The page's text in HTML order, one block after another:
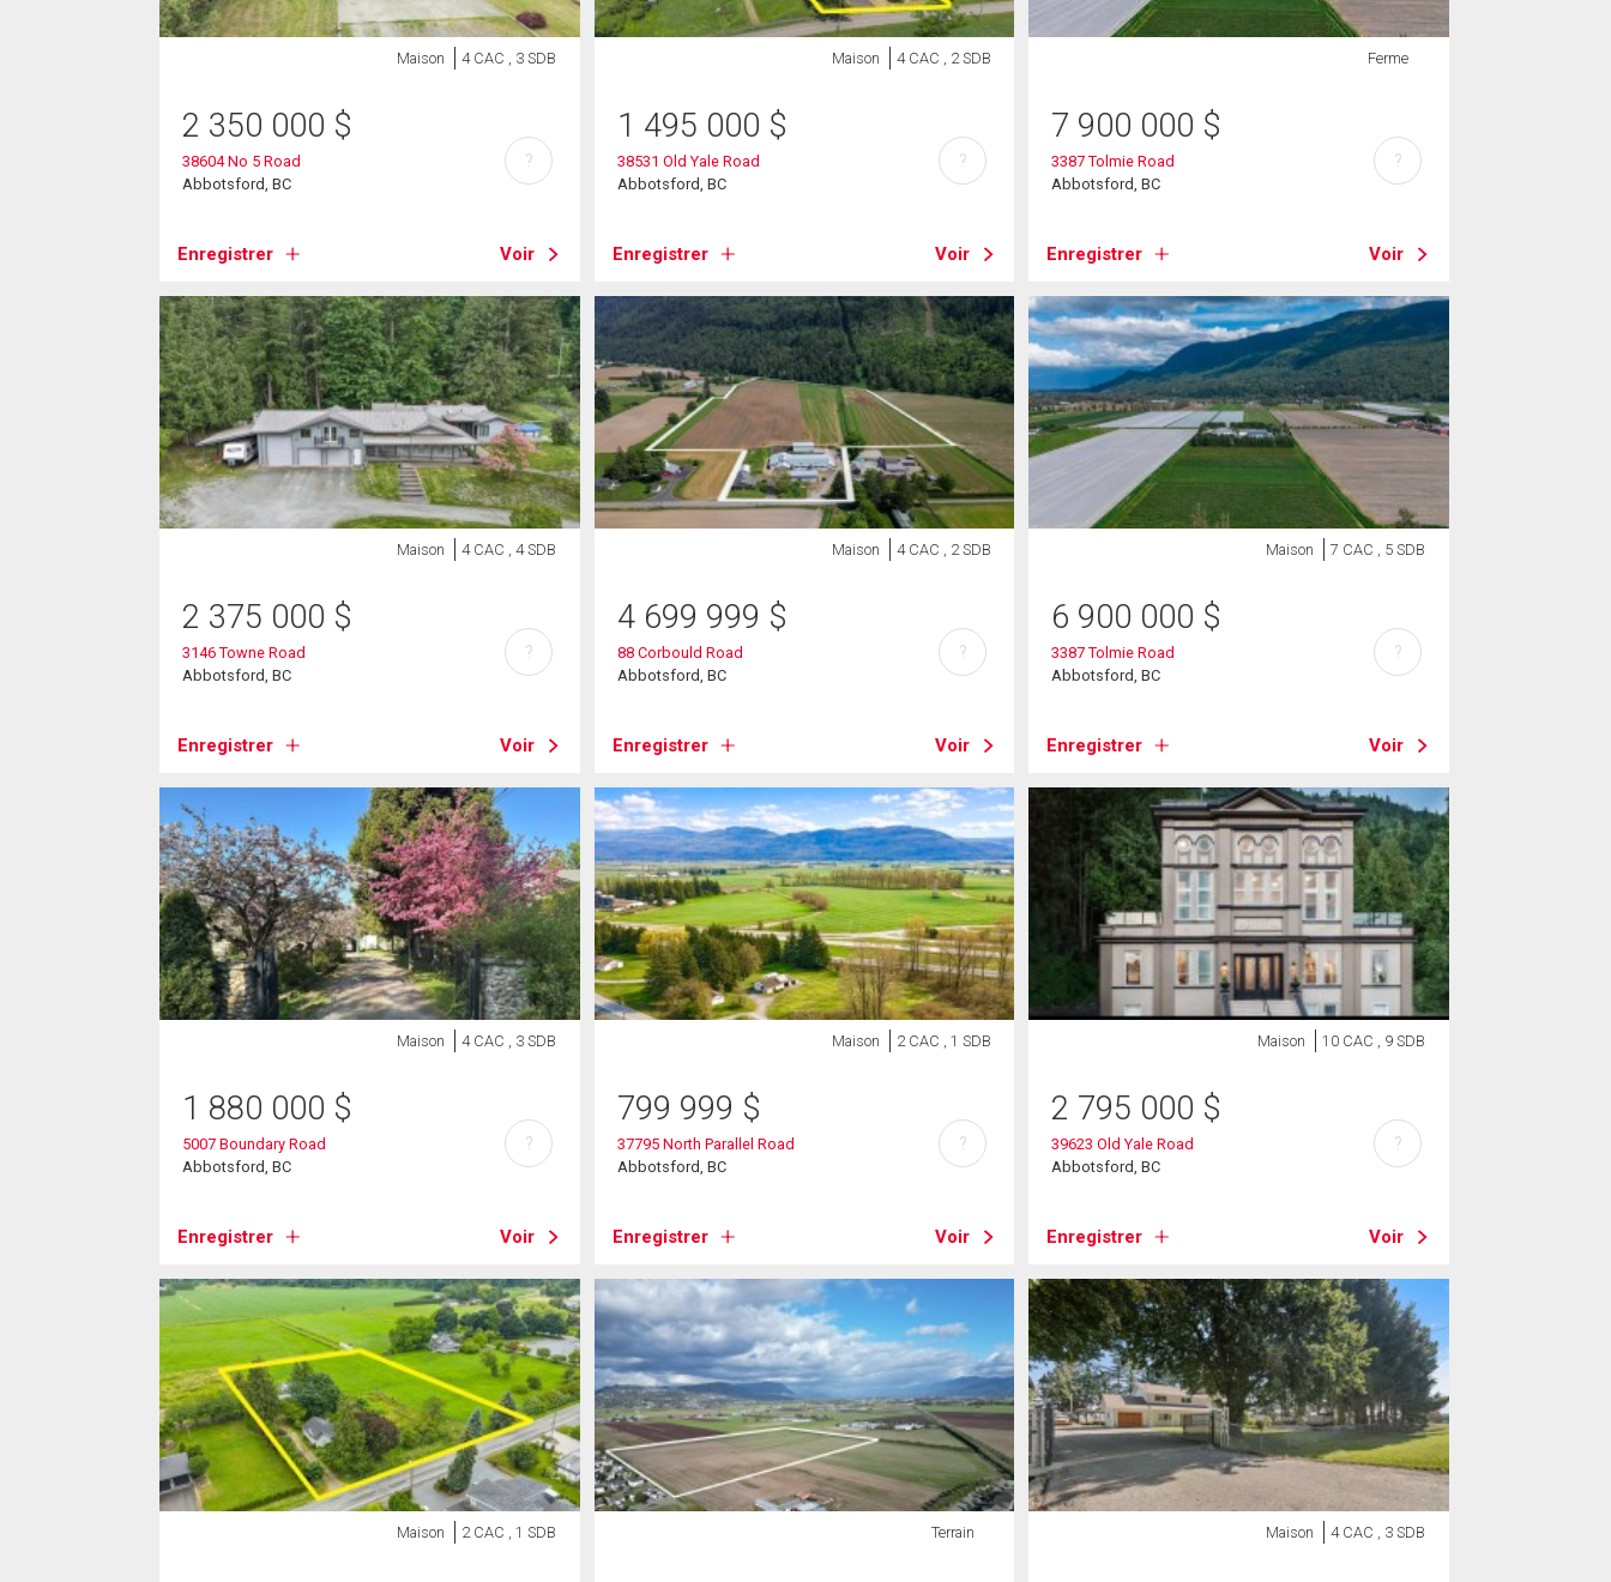
Maison 4 CAC , 3 SDB
2 350 000 $
38604 No 5 Road
Abbotsford, BC
Enregistrer Voir
?
Maison 4 CAC , 2 SDB
1 495 000 $
38531 Old Yale Road
Abbotsford, BC
Enregistrer Voir
?
Ferme
7 900 000 $
3387 Tolmie Road
Abbotsford, BC
Enregistrer Voir
?
Maison 4 CAC , 4 SDB
2 375 000 $
3146 Towne Road
Abbotsford, BC
Enregistrer Voir
?
Maison 4 CAC , 2 SDB
4 699 999 $
88 Corbould Road
Abbotsford, BC
Enregistrer Voir
?
Maison 7 CAC , 5 SDB
6 900 000 $
3387 Tolmie Road
Abbotsford, BC
Enregistrer Voir
?
Maison 4 CAC , 3 SDB
1 880 000 $
5007 Boundary Road
Abbotsford, BC
Enregistrer Voir
?
Maison 2 CAC , 1 SDB
799 999 $
37795 North Parallel Road
Abbotsford, BC
Enregistrer Voir
?
Maison 10 CAC , 9 SDB
2 795 000 $
39623 Old Yale Road
Abbotsford, BC
Enregistrer Voir
?
Maison 2 CAC , 1 SDB Terrain Maison 4 CAC , 3 SDB